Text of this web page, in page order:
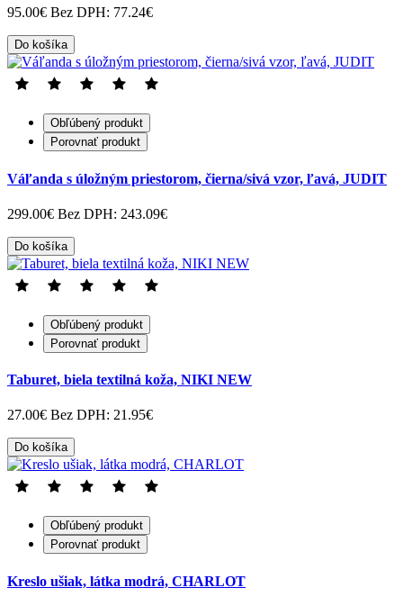
95.00€ Bez DPH: 77.24€
Do košíka
Obľúbený produkt
Porovnať produkt
Váľanda s úložným priestorom, čierna/sivá vzor, ľavá, JUDIT
299.00€ Bez DPH: 243.09€
Do košíka
Obľúbený produkt
Porovnať produkt
Taburet, biela textilná koža, NIKI NEW
27.00€ Bez DPH: 21.95€
Do košíka
Obľúbený produkt
Porovnať produkt
Kreslo ušiak, látka modrá, CHARLOT